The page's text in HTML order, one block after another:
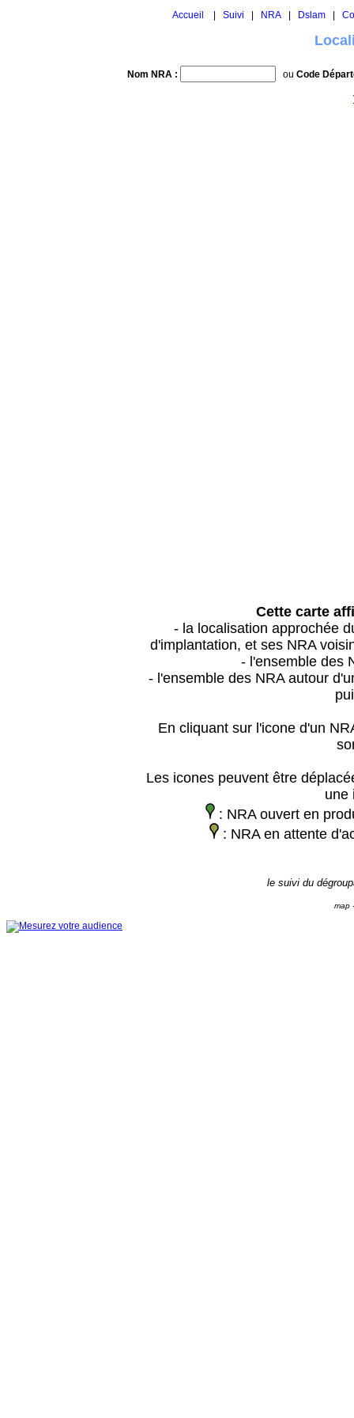
Accueil Suivi NRA Dslam
Nom NRA : ou Code
Cette carte
- la localisation approchée
d'implantation, et ses NRA
- l'ensemble des
- l'ensemble des NRA autour
En cliquant sur l'icone d'un
Les icones peuvent être
une
: NRA ouvert en
: NRA en attente
le suivi du
map